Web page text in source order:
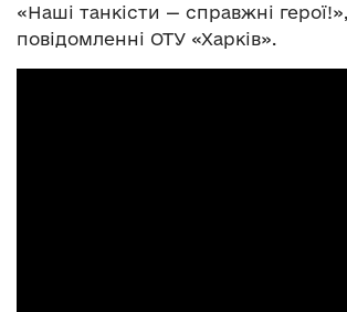
«Наші танкісти — справжні
повідомленні ОТУ «Харків».